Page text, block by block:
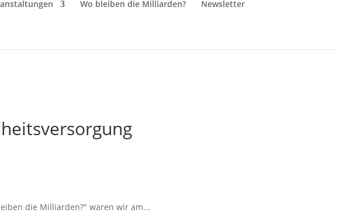
Wo bleiben die Milliarden? Newsletter
die Milliarden?" waren wir am...